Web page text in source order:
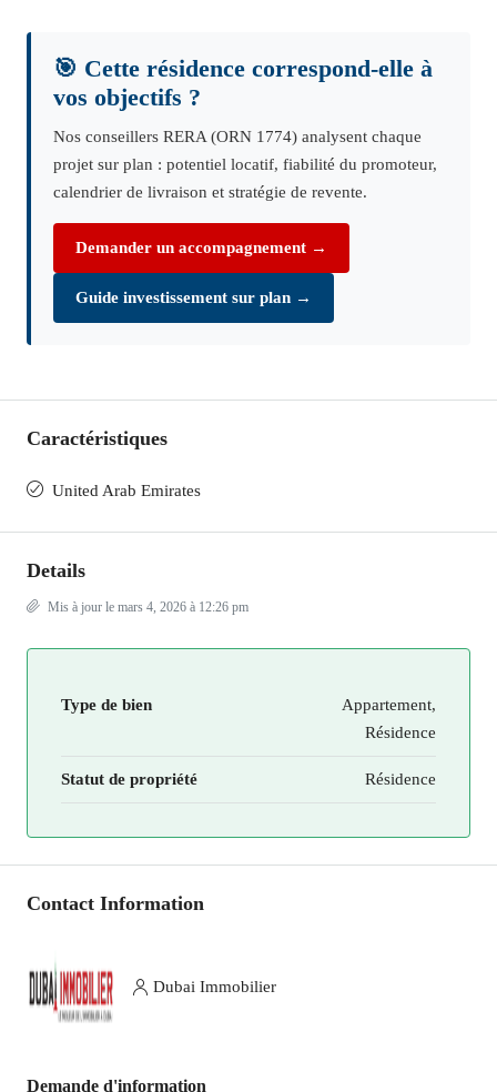
🎯 Cette résidence correspond-elle à
vos objectifs ?
Nos conseillers RERA (ORN 1774) analysent chaque
projet sur plan : potentiel locatif, fiabilité du promoteur,
calendrier de livraison et stratégie de revente.
Demander un accompagnement →
Guide investissement sur plan →
Caractéristiques
United Arab Emirates
Details
Mis à jour le mars 4, 2026 à 12:26 pm
Type de bien
Appartement,
Résidence
Statut de propriété Résidence
Contact Information
Dubai Immobilier
Demande d'information